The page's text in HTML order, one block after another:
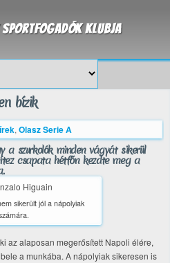
bízik
, Olasz Serie A
a szurkolók minden vágyát sikerül
csapata hétfőn kezdte meg a
sikerült jól a nápolyiak
az alaposan megerősített Napoli élére,
a munkába. A nápolyiak sikeresen is